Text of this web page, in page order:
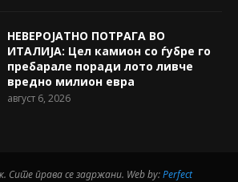
НЕВЕРОЈАТНО ПОТРАГА ВО
ИТАЛИЈА: Цел камион со ѓубре го
пребарале поради лото ливче
вредно милион евра
август 6, 2026
Сите права се задржани. Web by:Perfect